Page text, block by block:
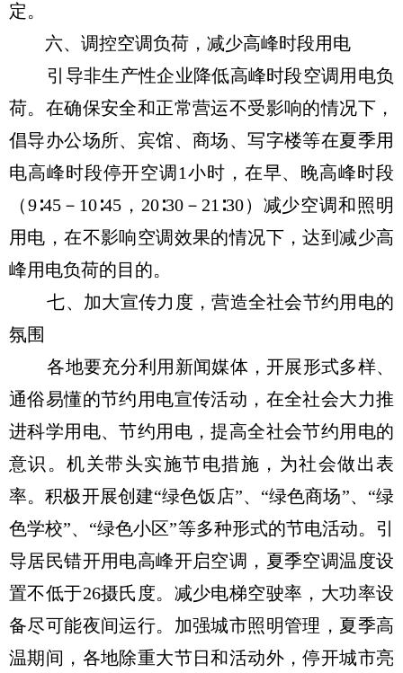
定。
六、调控空调负荷，减少高峰时段用电
引导非生产性企业降低高峰时段空调用电负
荷。在确保安全和正常营运不受影响的情况下，
倡导办公场所、宾馆、商场、写字楼等在夏季用
电高峰时段停开空调1小时，在早、晚高峰时段
（9∶45－10∶45，20∶30－21∶30）减少空调和照明
用电，在不影响空调效果的情况下，达到减少高
峰用电负荷的目的。
七、加大宣传力度，营造全社会节约用电的
氛围
各地要充分利用新闻媒体，开展形式多样、
通俗易懂的节约用电宣传活动，在全社会大力推
进科学用电、节约用电，提高全社会节约用电的
意识。机关带头实施节电措施，为社会做出表
率。积极开展创建“绿色饭店”、“绿色商场”、“绿
色学校”、“绿色小区”等多种形式的节电活动。引
导居民错开用电高峰开启空调，夏季空调温度设
置不低于26摄氏度。减少电梯空驶率，大功率设
备尽可能夜间运行。加强城市照明管理，夏季高
温期间，各地除重大节日和活动外，停开城市亮